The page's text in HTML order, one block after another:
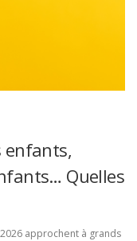
enfants,
Quelles
approchent à grands